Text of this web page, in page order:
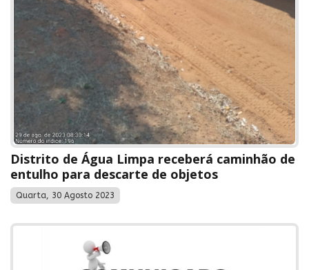
Distrito de Água Limpa receberá caminhão de
entulho para descarte de objetos
Quarta, 30 Agosto 2023